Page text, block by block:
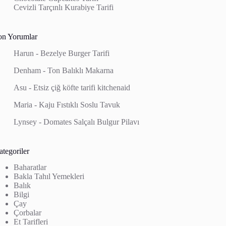
Cevizli Tarçınlı Kurabiye Tarifi
Yorumlar
Harun -Bezelye Burger Tarifi
Denham -Ton Balıklı Makarna
Asu -Etsiz çiğ köfte tarifi kitchenaid
Maria -Kaju Fıstıklı Soslu Tavuk
Lynsey -Domates Salçalı Bulgur Pilavı
Baharatlar
Bakla Tahıl Yemekleri
Balık
Bilgi
Çay
Çorbalar
Et Tarifleri